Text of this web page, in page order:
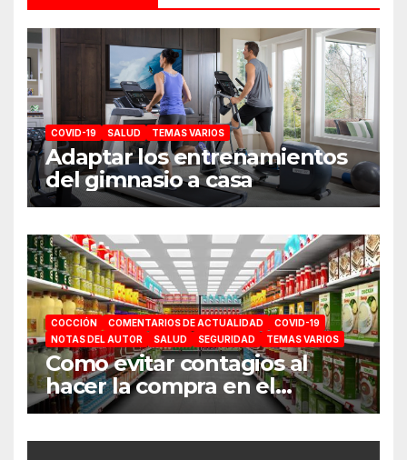
COVID-19 SALUD TEMAS VARIOS
Adaptar los entrenamientos
del gimnasio a casa
COCCIÓN COMENTARIOS DE ACTUALIDAD
COVID-19
NOTAS DEL AUTOR
SALUD SEGURIDAD TEMAS VARIOS
Como evitar contagios al
hacer la compra en el
supermercado